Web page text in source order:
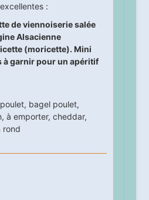
:
de viennoiserie salée
Alsacienne
(moricette). Mini
à garnir pour un apéritif
poulet, bagel poulet,
, à emporter, cheddar,
rond